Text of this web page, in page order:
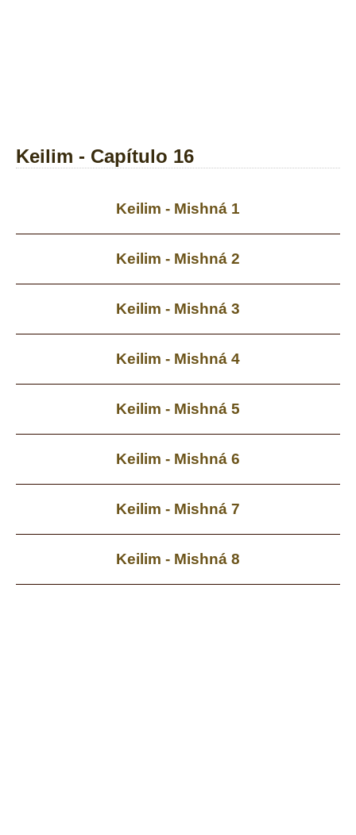
Keilim - Capítulo 16
Keilim - Mishná 1
Keilim - Mishná 2
Keilim - Mishná 3
Keilim - Mishná 4
Keilim - Mishná 5
Keilim - Mishná 6
Keilim - Mishná 7
Keilim - Mishná 8